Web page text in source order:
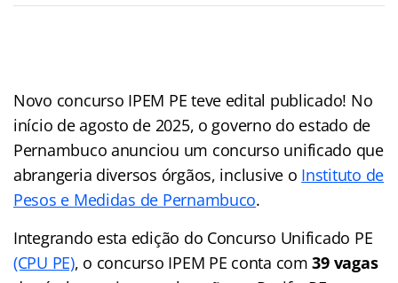
Novo concurso IPEM PE teve edital publicado! No
início de agosto de 2025, o governo do estado de
Pernambuco anunciou um concurso unificado que
abrangeria diversos órgãos, inclusive o Instituto de
Pesos e Medidas de Pernambuco.
Integrando esta edição do Concurso Unificado PE
(CPU PE), o concurso IPEM PE conta com39 vagas